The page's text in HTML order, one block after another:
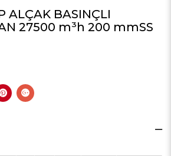
ALÇAK BASINÇLI
27500 m³h 200 mmSS